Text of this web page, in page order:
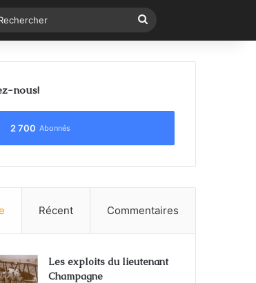
(barre latérale)
nous!
2 700 Abonnés
Récent Commentaires
Les exploits du lieutenant
Champagne